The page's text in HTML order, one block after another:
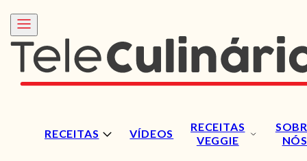
RECEITAS VÍDEOS
RECEITAS
VEGGIE
NÓS